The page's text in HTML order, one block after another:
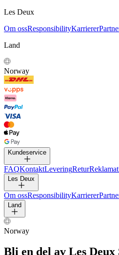
Les Deux
Om ossResponsibilityKarrierer
Land
Norway
Kundeservice
FAQKontaktLeveringRetur
Les Deux
Om ossResponsibilityKarrierer
Land
Norway
Bli en del av Les Deux